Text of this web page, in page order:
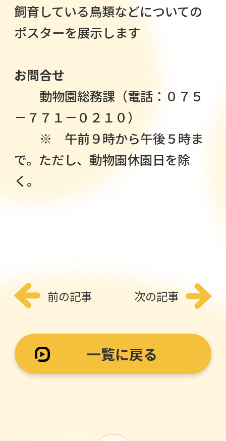
飼育している鳥類などについての
ポスターを展示します
お問合せ
動物園総務課（電話：０７５
－７７１－０２１０）
※ 午前９時から午後５時ま
で。ただし、動物園休園日を除
く。
前の記事
一覧に戻る
次の記事